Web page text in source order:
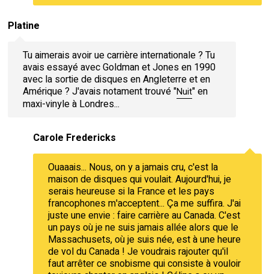
Platine
Tu aimerais avoir ue carrière internationale ? Tu
avais essayé avec Goldman et Jones en 1990
avec la sortie de disques en Angleterre et en
Amérique ? J'avais notament trouvé "Nuit" en
maxi-vinyle à Londres...
Carole Fredericks
Ouaaais... Nous, on y a jamais cru, c'est la
maison de disques qui voulait. Aujourd'hui, je
serais heureuse si la France et les pays
francophones m'acceptent... Ça me suffira. J'ai
juste une envie : faire carrière au Canada. C'est
un pays où je ne suis jamais allée alors que le
Massachusets, où je suis née, est à une heure
de vol du Canada ! Je voudrais rajouter qu'il
faut arrêter ce snobisme qui consiste à vouloir